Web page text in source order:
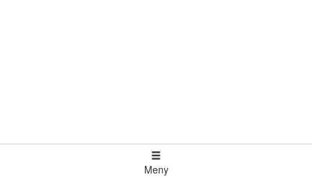
Meny